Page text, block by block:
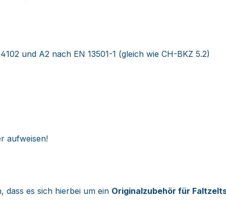
und A2 nach EN 13501-1 (gleich wie CH-BKZ 5.2)
aufweisen!
dass es sich hierbei um ein Originalzubehör für